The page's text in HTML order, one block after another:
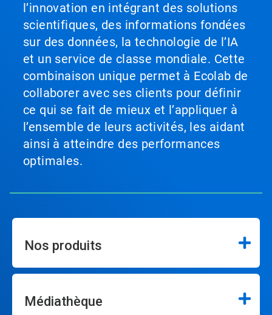
l’innovation en intégrant des solutions
scientifiques, des informations fondées
sur des données, la technologie de l’IA
et un service de classe mondiale. Cette
combinaison unique permet à Ecolab de
collaborer avec ses clients pour définir
ce qui se fait de mieux et l’appliquer à
l’ensemble de leurs activités, les aidant
ainsi à atteindre des performances
optimales.
Nos produits
Médiathèque